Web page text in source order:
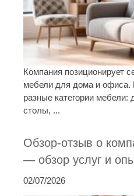
Компания позиционирует
мебели для дома и офиса.
разные категории
столы, ...
Обзор-отзыв о
— обзор услуг и
02/07/2026